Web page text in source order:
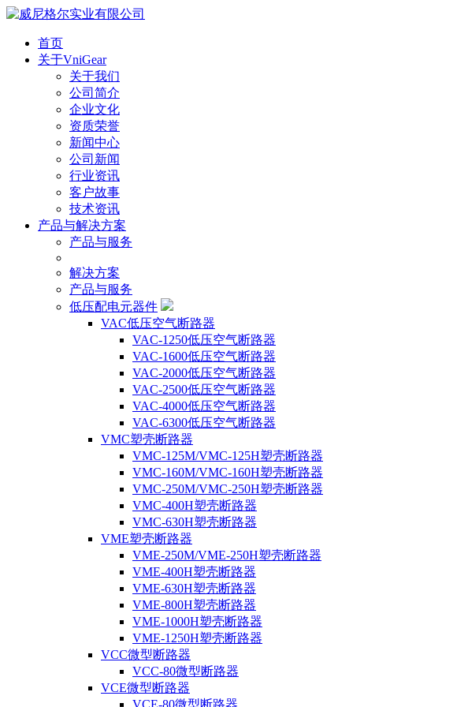
首页
关于VniGear
关于我们
公司简介
企业文化
资质荣誉
新闻中心
公司新闻
行业资讯
客户故事
技术资讯
产品与解决方案
产品与服务
解决方案
产品与服务
低压配电元器件
VAC低压空气断路器
VAC-1250低压空气断路器
VAC-1600低压空气断路器
VAC-2000低压空气断路器
VAC-2500低压空气断路器
VAC-4000低压空气断路器
VAC-6300低压空气断路器
VMC塑壳断路器
VMC-125M/VMC-125H塑壳断路器
VMC-160M/VMC-160H塑壳断路器
VMC-250M/VMC-250H塑壳断路器
VMC-400H塑壳断路器
VMC-630H塑壳断路器
VME塑壳断路器
VME-250M/VME-250H塑壳断路器
VME-400H塑壳断路器
VME-630H塑壳断路器
VME-800H塑壳断路器
VME-1000H塑壳断路器
VME-1250H塑壳断路器
VCC微型断路器
VCC-80微型断路器
VCE微型断路器
VCE-80微型断路器